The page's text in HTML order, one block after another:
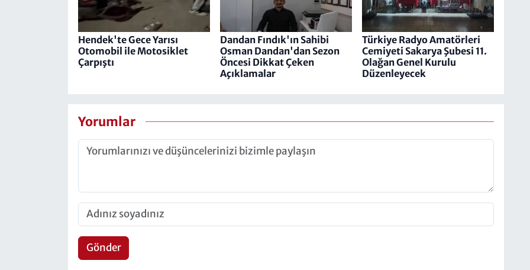
Hendek'te Gece Yarısı
Otomobil ile Motosiklet
Çarpıştı
Dandan Fındık'ın Sahibi
Osman Dandan'dan Sezon
Öncesi Dikkat Çeken
Açıklamalar
Türkiye Radyo Amatörleri
Cemiyeti​​​​​​​ Sakarya Şubesi 11.
Olağan Genel Kurulu
Düzenleyecek
Yorumlar
Gönder